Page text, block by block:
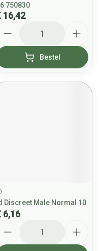
750830
16,42
Bestel
Discreet Male Normal 10
6,16